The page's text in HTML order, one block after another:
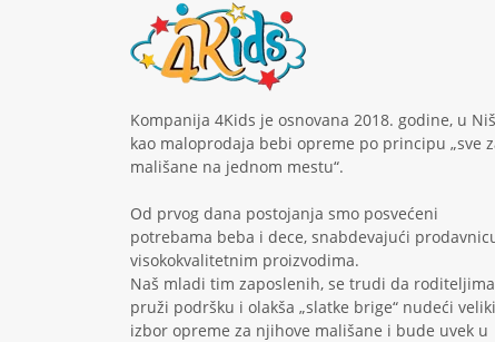
Kompanija 4Kids je osnovana 2018. godine, u
kao maloprodaja bebi opreme po principu „sve
mališane na jednom mestu“.
Od prvog dana postojanja smo posvećeni
potrebama beba i dece, snabdevajući
visokokvalitetnim proizvodima.
Naš mladi tim zaposlenih, se trudi da roditeljima
pruži podršku i olakša „slatke brige“ nudeći veliki
izbor opreme za njihove mališane i bude uvek u